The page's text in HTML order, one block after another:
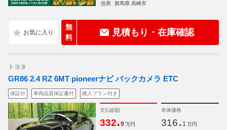
住所
群馬県 高崎市
無
料
見積もり・在庫確認
トヨタ
GR86 2.4 RZ 6MT pioneerナビ バックカメラ ETC
保証付 車両品質保証書付 購入プラン付き
支払総額
332.9 万円
本体価格
316. 1 万円